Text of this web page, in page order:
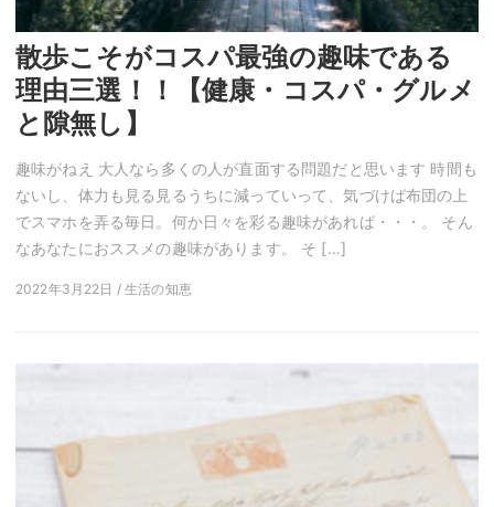
散歩こそがコスパ最強の趣味である
理由三選！！【健康・コスパ・グルメ
と隙無し】
趣味がねえ 大人なら多くの人が直面する問題だと思います 時間も
ないし、体力も見る見るうちに減っていって、気づけば布団の上
でスマホを弄る毎日。何か日々を彩る趣味があれば・・・。 そん
なあなたにおススメの趣味があります。 そ […]
2022年3月22日 / 生活の知恵